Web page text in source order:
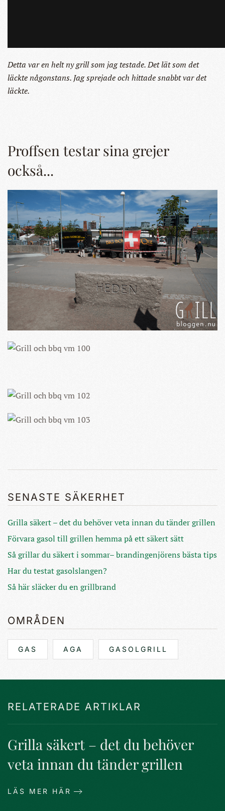
Detta var en helt ny grill som jag testade. Det lät som det
läckte någonstans. Jag sprejade och hittade snabbt var det
läckte.
Proffsen testar sina grejer
också...
SENASTE SÄKERHET
Grilla säkert – det du behöver veta innan du tänder grillen
Förvara gasol till grillen hemma på ett säkert sätt
Så grillar du säkert i sommar– brandingenjörens bästa tips
Har du testat gasolslangen?
Så här släcker du en grillbrand
OMRÅDEN
GAS AGA GASOLGRILL
RELATERADE ARTIKLAR
Grilla säkert – det du behöver
veta innan du tänder grillen
LÄS MER HÄR